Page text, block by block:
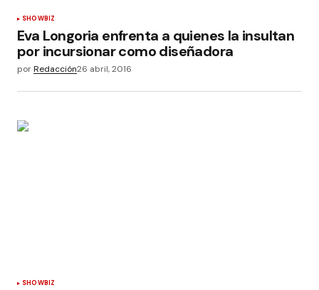
SHOWBIZ
Eva Longoria enfrenta a quienes la insultan
por incursionar como diseñadora
porRedacción26 abril, 2016
SHOWBIZ